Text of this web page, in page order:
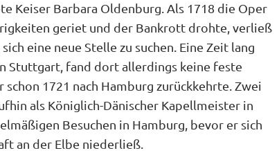
Keiser Barbara Oldenburg. Als 1718 die Oper
geriet und der Bankrott drohte, verließ
eine neue Stelle zu suchen. Eine Zeit lang
Stuttgart, fand dort allerdings keine feste
schon 1721 nach Hamburg zurückkehrte. Zwei
als Königlich-Dänischer Kapellmeister in
Besuchen in Hamburg, bevor er sich
an der Elbe niederließ.